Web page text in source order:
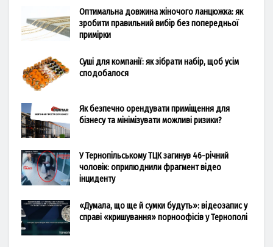
Оптимальна довжина жіночого ланцюжка: як
зробити правильний вибір без попередньої
примірки
Суші для компанії: як зібрати набір, щоб усім
сподобалося
Як безпечно орендувати приміщення для
бізнесу та мінімізувати можливі ризики?
У Тернопільському ТЦК загинув 46-річний
чоловік: оприлюднили фрагмент відео
інциденту
«Думала, що ще й сумки будуть»: відеозапис у
справі «кришування» порноофісів у Тернополі